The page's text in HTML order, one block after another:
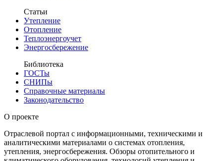
Статьи
Утепление
Отопление
Теплоэнергоучет
Энергосбережение
Библиотека
ГОСТы
СНИПы
Справочные материалы
Законодательство
О проекте
Отраслевой портал с информационными, техническими и
аналитическими материалами о системах отопления,
утепления, энергосбережения. Обзоры отопительного и